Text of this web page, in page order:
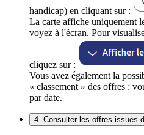
handicap) en cliquant sur :
La carte affiche uniquement
voyez à l'écran. Pour
cliquez sur :
Vous avez également la
« classement » des offres :
par date.
4. Consulter les offres issues